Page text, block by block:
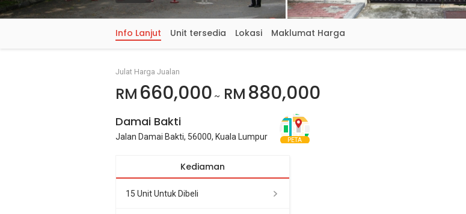
Info Lanjut Unit tersedia Lokasi Maklumat Harga
Julat Harga Jualan
RM 660,000 ~ RM 880,000
Damai Bakti
Jalan Damai Bakti, 56000, Kuala Lumpur PETA
Kediaman
15 Unit Untuk Dibeli